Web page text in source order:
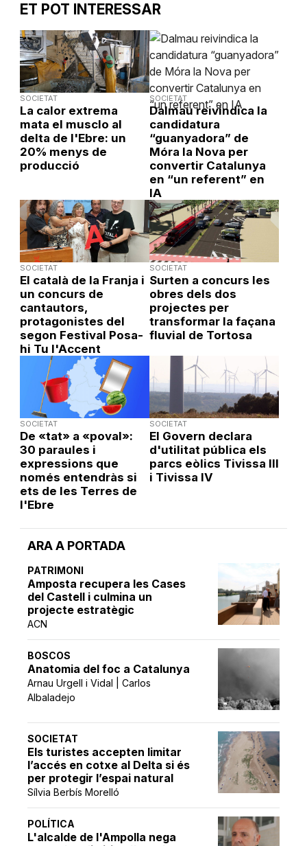
ARA A PORTADA
PATRIMONI
Amposta recupera les Cases
del Castell i culmina un
projecte estratègic
ACN
BOSCOS
Anatomia del foc a Catalunya
Arnau Urgell i Vidal | Carlos
Albaladejo
SOCIETAT
Els turistes accepten limitar
l’accés en cotxe al Delta si és
per protegir l’espai natural
Sílvia Berbís Morelló
POLÍTICA
L'alcalde de l'Ampolla nega
ET POT INTERESSAR
SOCIETAT
La calor extrema
mata el musclo al
delta de l'Ebre: un
20% menys de
producció
SOCIETAT
Dalmau reivindica la
candidatura
“guanyadora” de
Móra la Nova per
convertir Catalunya
en “un referent” en
IA
SOCIETAT
El català de la Franja i
un concurs de
cantautors,
protagonistes del
segon Festival Posa-
hi Tu l'Accent
SOCIETAT
Surten a concurs les
obres dels dos
projectes per
transformar la façana
fluvial de Tortosa
SOCIETAT
De «tat» a «poval»:
30 paraules i
expressions que
només entendràs si
ets de les Terres de
l'Ebre
SOCIETAT
El Govern declara
d'utilitat pública els
parcs eòlics Tivissa III
i Tivissa IV